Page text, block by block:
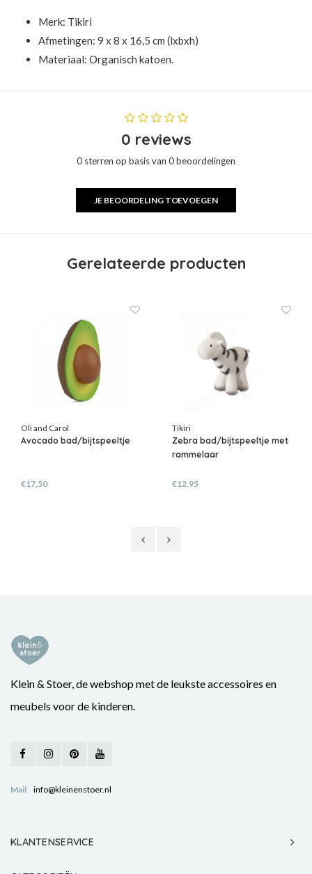
Merk: Tikiri
Afmetingen: 9 x 8 x 16,5 cm (lxbxh)
Materiaal: Organisch katoen.
0 reviews
0 sterren op basis van 0 beoordelingen
JE BEOORDELING TOEVOEGEN
Gerelateerde producten
Oli and Carol
Avocado bad/bijtspeeltje
€17,50
Tikiri
Zebra bad/bijtspeeltje met
rammelaar
€12,95
Klein & Stoer, de webshop met de leukste accessoires en
meubels voor de kinderen.
Mail info@kleinenstoer.nl
KLANTENSERVICE